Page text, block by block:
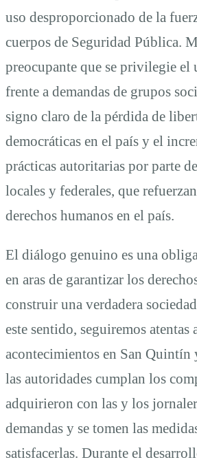
uso desproporcionado de la
cuerpos de Seguridad Pública.
preocupante que se privilegie el
frente a demandas de grupos
signo claro de la pérdida de
democráticas en el país y el
prácticas autoritarias por parte
locales y federales, que
derechos humanos en el país.
El diálogo genuino es una
en aras de garantizar los
construir una verdadera
este sentido, seguiremos atentas
acontecimientos en San Quintín
las autoridades cumplan los
adquirieron con las y los
demandas y se tomen las
satisfacerlas. Durante el